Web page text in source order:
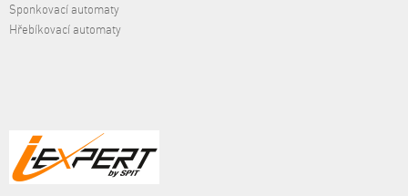
Sponkovací automaty
Hřebíkovací automaty